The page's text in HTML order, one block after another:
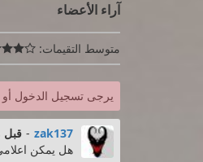
آراء الأعضاء
متوسط التقيمات:
يرجى تسجيل الدخول
zak137
- قبل
هل يمكن